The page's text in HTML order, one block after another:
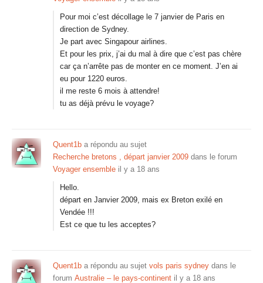
Pour moi c’est décollage le 7 janvier de Paris en
direction de Sydney.
Je part avec Singapour airlines.
Et pour les prix, j’ai du mal à dire que c’est pas chère
car ça n’arrête pas de monter en ce moment. J’en ai
eu pour 1220 euros.
il me reste 6 mois à attendre!
tu as déjà prévu le voyage?
Quent1b a répondu au sujet
Recherche bretons , départ janvier 2009 dans le forum
Voyager ensemble il y a 18 ans
Hello.
départ en Janvier 2009, mais ex Breton exilé en
Vendée !!!
Est ce que tu les acceptes?
Quent1b a répondu au sujet vols paris sydney dans le
forum Australie – le pays-continent il y a 18 ans